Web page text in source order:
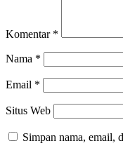
Komentar *
Nama *
Email *
Situs Web
Simpan nama, email,